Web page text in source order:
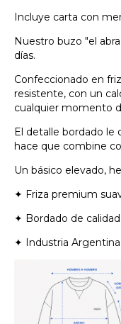
Incluye carta con
Nuestro buzo "el
días.
Confeccionado en
resistente, con un
cualquier momento
El detalle bordado le
hace que combine
Un básico elevado,
✦ Friza premium
✦ Bordado de calidad
✦ Industria Argentina